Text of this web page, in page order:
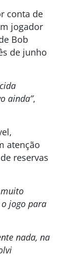
conta de
jogador
Bob
de junho
ainda”,
atenção
reservas
jogo para
nada, na